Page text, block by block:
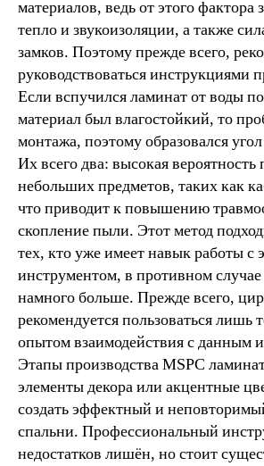
материалов, ведь от этого фактора
тепло и звукоизоляции, а также
замков. Поэтому прежде всего,
руководствоваться инструкциями
Если вспучился ламинат от воды
материал был влагостойкий, то
монтажа, поэтому образовался
Их всего два: высокая вероятность
небольших предметов, таких как
что приводит к повышению
скопление пыли. Этот метод
тех, кто уже имеет навык работы с
инструментом, в противном
намного больше. Прежде всего,
рекомендуется пользоваться лишь
опытом взаимодействия с данным
Этапы производства MSPC
элементы декора или акцентные
создать эффектный и
спальни. Профессиональный
недостатков лишён, но стоит